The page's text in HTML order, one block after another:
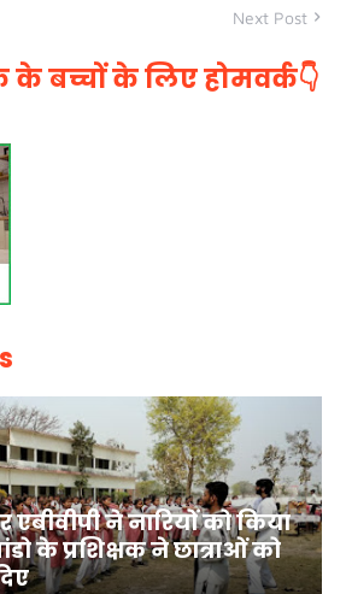
Next Post
के बच्चों के लिए होमवर्क👇
ने नारियों को किया
के प्रशिक्षक ने छात्राओं को